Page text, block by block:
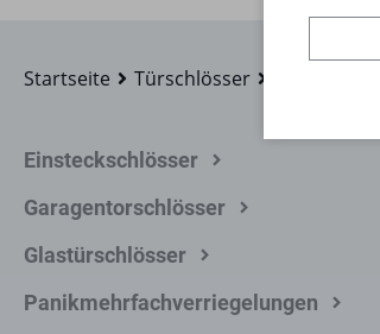
Startseite Türschlösser
Einsteckschlösser
Garagentorschlösser
Glastürschlösser
Panikmehrfachverriegelungen